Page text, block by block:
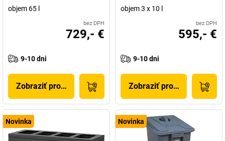
objem 65 l
bez DPH
729,- €
9-10 dni
Zobraziť produkt
objem 3 x 10 l
bez DPH
595,- €
9-10 dni
Zobraziť produkt
Novinka Novinka